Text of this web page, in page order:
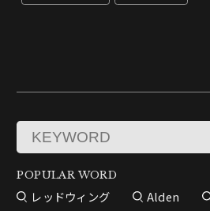
POPULAR WORD
レッドウィング Alden